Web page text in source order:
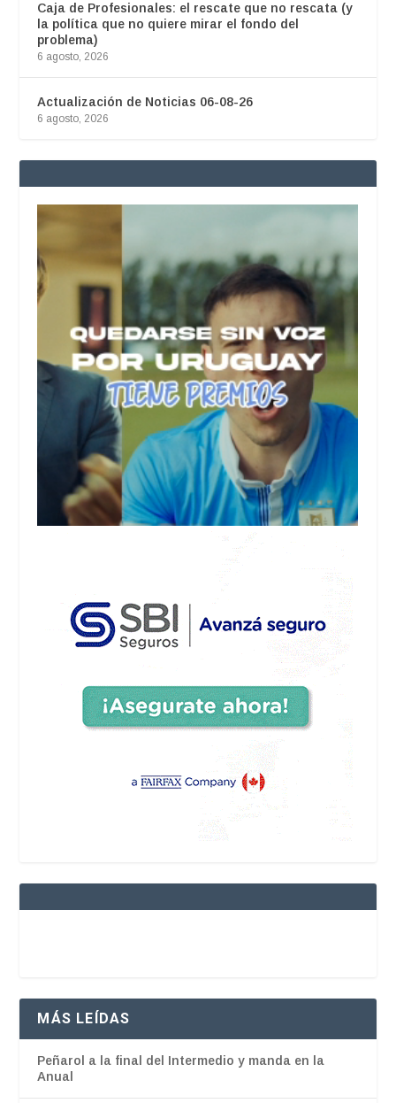
Caja de Profesionales: el rescate que no rescata (y
la política que no quiere mirar el fondo del
problema)
6 agosto, 2026
Actualización de Noticias 06-08-26
6 agosto, 2026
MÁS LEÍDAS
Peñarol a la final del Intermedio y manda en la
Anual